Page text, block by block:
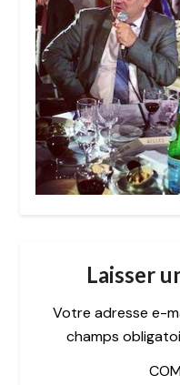
Laisser
Votre adresse e-
champs